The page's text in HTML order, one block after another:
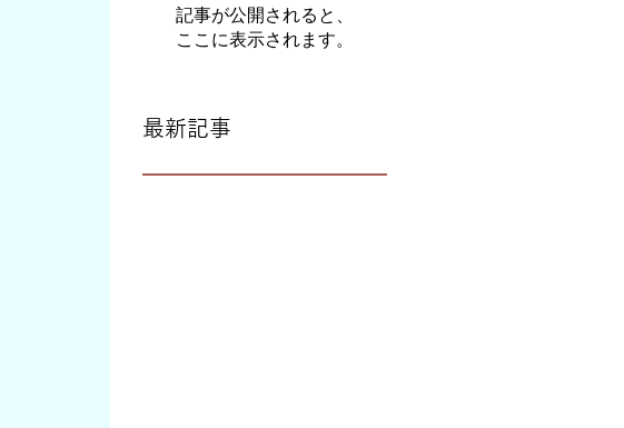
記事が公開されると、
ここに表示されます。
最新記事